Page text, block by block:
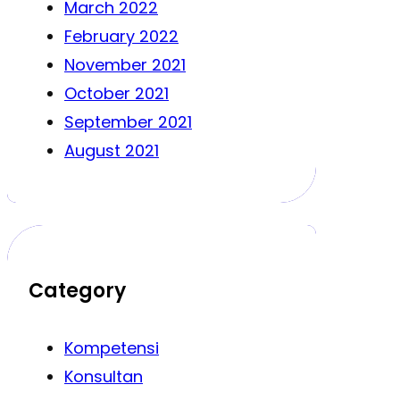
March 2022
February 2022
November 2021
October 2021
September 2021
August 2021
Category
Kompetensi
Konsultan